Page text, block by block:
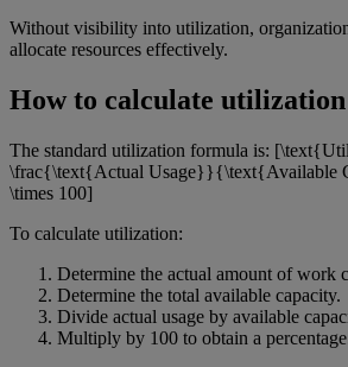
Without visibility into utilization,
allocate resources effectively.
How to calculate utilization
The standard utilization formula is:
\frac{\text{Actual Usage}}{\text{Available
\times 100]
To calculate utilization:
Determine the actual amount of work
Determine the total available capacity.
Divide actual usage by available
Multiply by 100 to obtain a